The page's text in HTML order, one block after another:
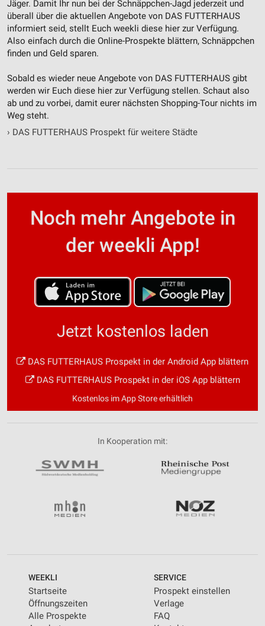
Jäger. Damit Ihr nun bei der Schnäppchen-Jagd jederzeit und
überall über die aktuellen Angebote von DAS FUTTERHAUS
informiert seid, stellt Euch weekli diese hier zur Verfügung.
Also einfach durch die Online-Prospekte blättern, Schnäppchen
finden und Geld sparen.
Sobald es wieder neue Angebote von DAS FUTTERHAUS gibt
werden wir Euch diese hier zur Verfügung stellen. Schaut also
ab und zu vorbei, damit eurer nächsten Shopping-Tour nichts im
Weg steht.
› DAS FUTTERHAUS Prospekt für weitere Städte
Noch mehr Angebote in
der weekli App!
Jetzt kostenlos laden
DAS FUTTERHAUS Prospekt in der Android App blättern
DAS FUTTERHAUS Prospekt in der iOS App blättern
Kostenlos im App Store erhältlich
In Kooperation mit:
WEEKLI
Startseite
Öffnungszeiten
Alle Prospekte
SERVICE
Prospekt einstellen
Verlage
FAQ
Messung der Performance von Inhalten
Analyse von Zielgruppen durch Statistiken oder
Kombinationen von Daten aus verschiedenen
Entwicklung und Verbesserung der Angebote
Verwendung reduzierter Daten zur Auswahl von
Inhalten
Nicht-IAB-Verarbeitungszwecke:
Funktional
Werbung